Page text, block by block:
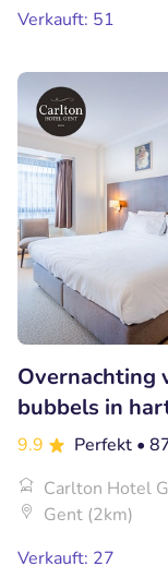
Verkauft: 51
Overnachting
bubbels in
9.9 Perfekt •
Carlton Hotel
Gent (2km)
Verkauft: 27